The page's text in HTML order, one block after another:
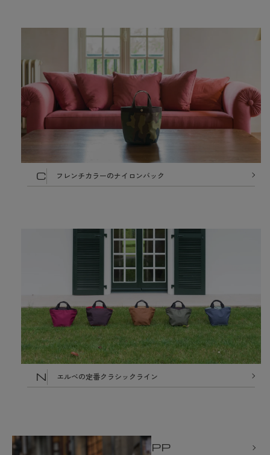
C フレンチカラーのナイロンバック
N エルベの定番クラシックライン
PP